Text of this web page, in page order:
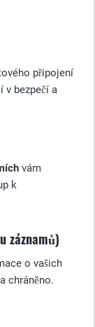
připojení
v bezpečí a
vám
k
záznamů)
o vašich
chráněno.